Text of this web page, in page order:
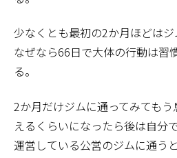
少なくとも最初の2か月ほどはジ
なぜなら66日で大体の行動は習
る。
2か月だけジムに通ってみても
えるくらいになったら後は自分
運営している公営のジムに通う